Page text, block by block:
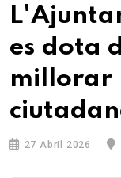
es dota
millorar
27 Abril 2026